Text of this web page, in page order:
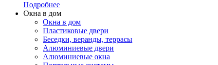
Подробнее
Окна в дом
Окна в дом
Пластиковые двери
Беседки, веранды, террасы
Алюминиевые двери
Алюминиевые окна